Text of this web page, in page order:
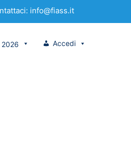
info@fiass.it
2026 Accedi